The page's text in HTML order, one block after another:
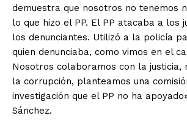
demuestra que nosotros no tenemos
lo que hizo el PP. El PP atacaba a los
los denunciantes. Utilizó a la policía
quien denunciaba, como vimos en el
Nosotros colaboramos con la justicia,
la corrupción, planteamos una
investigación que el PP no ha
Sánchez.